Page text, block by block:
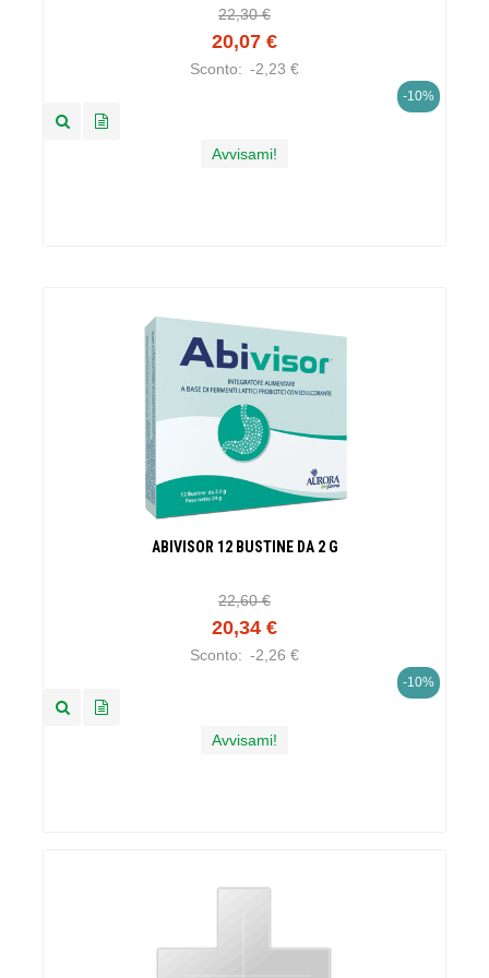
22,30 €
20,07 €
Sconto: -2,23 €
-10%
Avvisami!
ABIVISOR 12 BUSTINE DA 2 G
22,60 €
20,34 €
Sconto: -2,26 €
-10%
Avvisami!